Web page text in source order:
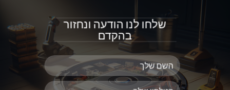
שלחו לנו הודעה ונחזור
בהקדם